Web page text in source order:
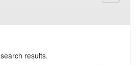
results.